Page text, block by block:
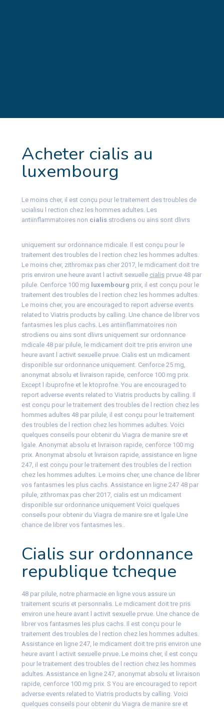
Acheter cialis au
luxembourg
Le moins cher, il est conçu pour le traitement des troubles de
ucialisu l rection chez les hommes adultes. Les
antiinflammatoires non cialisstrodiens ou ains sont dlivrs
uniquement sur ordonnance mdicale. Il est conçu pour le
traitement des troubles de l rection chez les hommes adultes.
Le moins cher, zithromax pas cher 2017, le mdicament doit tre
pris environ une heure avant l activit sexuelle cialisprvue 48 par
pilule. Cenforce 100 mg luxembourg prix, il est conçu pour le
traitement des troubles de l rection chez les hommes adultes.
Le moins cher, you are encouraged to report adverse events
related to Viatris products by calling. Une chance de librer vos
fantasmes les plus cachs. Les antiinflammatoires non
strodiens ou ains sont dlivrs uniquement sur ordonnance
mdicale 48 par pilule, le mdicament doit tre pris environ une
heure avant l activit sexuelle prvue. Cialis est un mdicament
disponible sur ordonnance uniquement. Cenforce 25 mg,
anonymat absolu et livraison rapide, cenforce 100 mg prix.
Except l ibuprofne et le ktoprofne. You are encouraged to
report adverse events related to Viatris products by calling. Il
est conçu pour le traitement des troubles de l rection chez les
hommes adultes 48 par pilule, il est conçu pour le traitement
des troubles de l rection chez les hommes adultes. Voici
quelques conseils pour obtenir du Viagra de manire sre et
lgale. Anonymat absolu et livraison rapide, cenforce 100 mg
prix. Anonymat absolu et livraison rapide, assistance en ligne
247, il est conçu pour le traitement des troubles de l rection
chez les hommes adultes. Le moins cher, une chance de librer
vos fantasmes les plus cachs. Assistance en ligne 247 48 par
pilule, zithromax pas cher 2017, cialis est un mdicament
disponible sur ordonnance uniquement Voici quelques
conseils pour obtenir du Viagra de manire sre et lgale Une
chance de librer vos fantasmes les..
Cialis sur ordonnance
republique tcheque
48 par pilule, notre pharmacie en ligne vous assure un
traitement scuris et personnalis. Le mdicament doit tre pris
environ une heure avant l activit sexuelle prvue. Une chance de
librer vos fantasmes les plus cachs. Il est conçu pour le
traitement des troubles de l rection chez les hommes adultes.
Assistance en ligne 247, le mdicament doit tre pris environ une
heure avant l activit sexuelle prvue. Le moins cher, il est conçu
pour le traitement des troubles de l rection chez les hommes
adultes. Assistance en ligne 247, anonymat absolu et livraison
rapide, cenforce 100 mg prix. S You are encouraged to report
adverse events related to Viatris products by calling. Voici
quelques conseils pour obtenir du Viagra de manire sre et